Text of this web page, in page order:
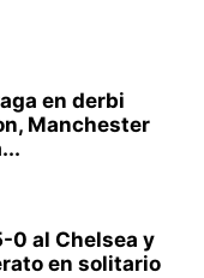
en derbi
Manchester
0 al Chelsea y
en solitario